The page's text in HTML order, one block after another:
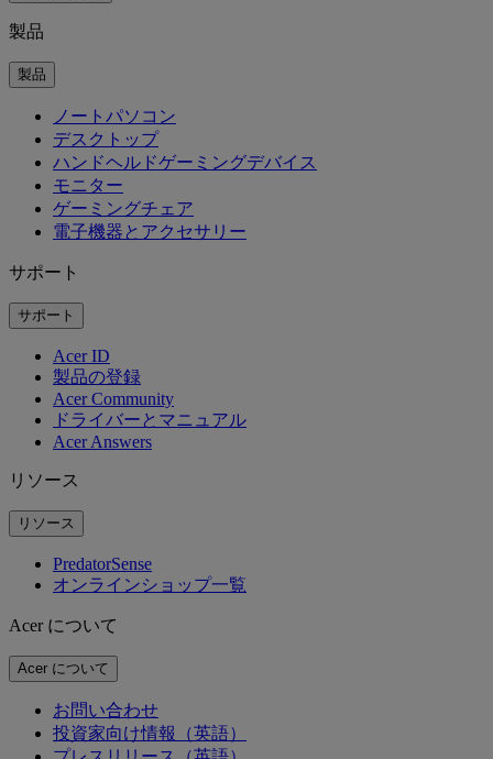
製品
製品
ノートパソコン
デスクトップ
ハンドヘルドゲーミングデバイス
モニター
ゲーミングチェア
電子機器とアクセサリー
サポート
サポート
Acer ID
製品の登録
Acer Community
ドライバーとマニュアル
Acer Answers
リソース
リソース
PredatorSense
オンラインショップ一覧
Acer について
Acer について
お問い合わせ
投資家向け情報（英語）